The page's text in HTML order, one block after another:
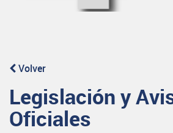
Volver
Legislación y
Oficiales